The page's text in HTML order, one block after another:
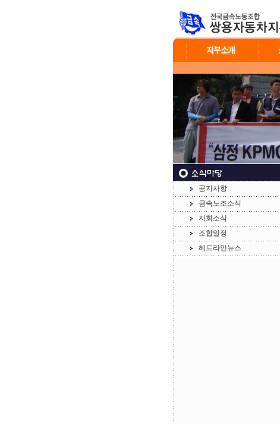
공지사항
금속노조소식
지회소식
조합일정
헤드라인뉴스